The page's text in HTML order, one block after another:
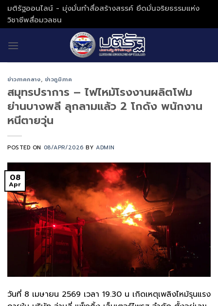
Skip
to
content
มติรัฐออนไลน์ - มุ่งมั่นทำสื่อสร้างสรรค์ ยึดมั่นจริยธรรมแห่ง
วิชาชีพสื่อมวลชน
ข่าวภาคกลาง, ข่าวภูมิภาค
สมุทรปราการ – ไฟไหม้โรงงานผลิตโฟม
ย่านบางพลี ลุกลามแล้ว 2 โกดัง พนักงาน
หนีตายวุ่น
POSTED ON 08/APR/2026 BYADMIN
08
Apr
วันที่ 8 เมษายน 2569 เวลา 19.30 น เกิดเหตุเพลิงไหม้รุนแรง